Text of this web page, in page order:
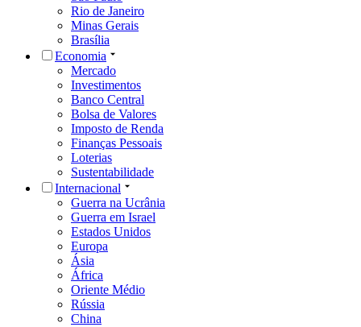
Rio de Janeiro
Minas Gerais
Brasília
Economia
Mercado
Investimentos
Banco Central
Bolsa de Valores
Imposto de Renda
Finanças Pessoais
Loterias
Sustentabilidade
Internacional
Guerra na Ucrânia
Guerra em Israel
Estados Unidos
Europa
Ásia
África
Oriente Médio
Rússia
China